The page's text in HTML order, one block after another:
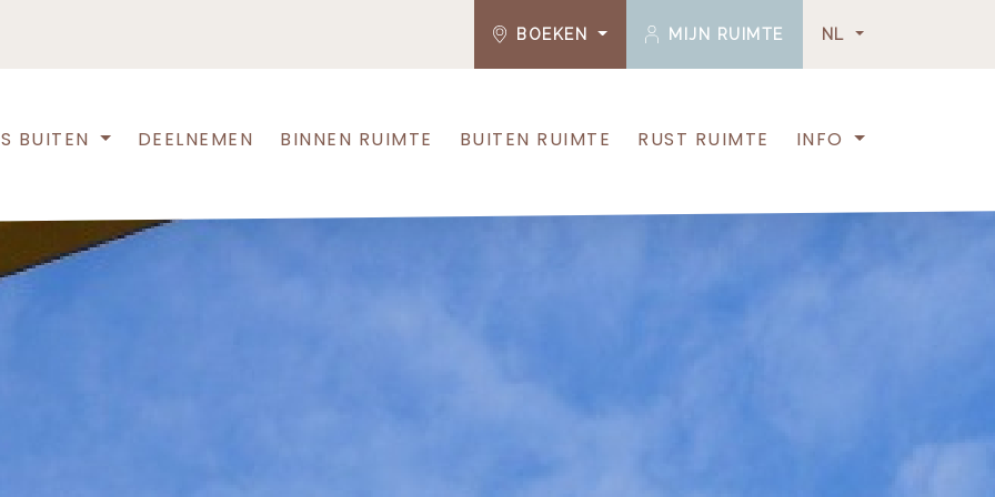
BOEKEN MIJN RUIMTE NL
BUITEN DEELNEMEN BINNEN RUIMTE BUITEN RUIMTE RUST RUIMTE INFO